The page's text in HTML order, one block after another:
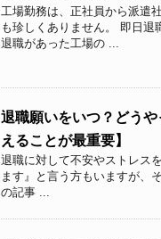
工場勤務は、正社員から派遣
も珍しくありません。 即日退
退職があった工場の ...
退職願いをいつ？どう
えることが最重要】
退職に対して不安やストレス
ます』と言う方もいますが、
の記事 ...